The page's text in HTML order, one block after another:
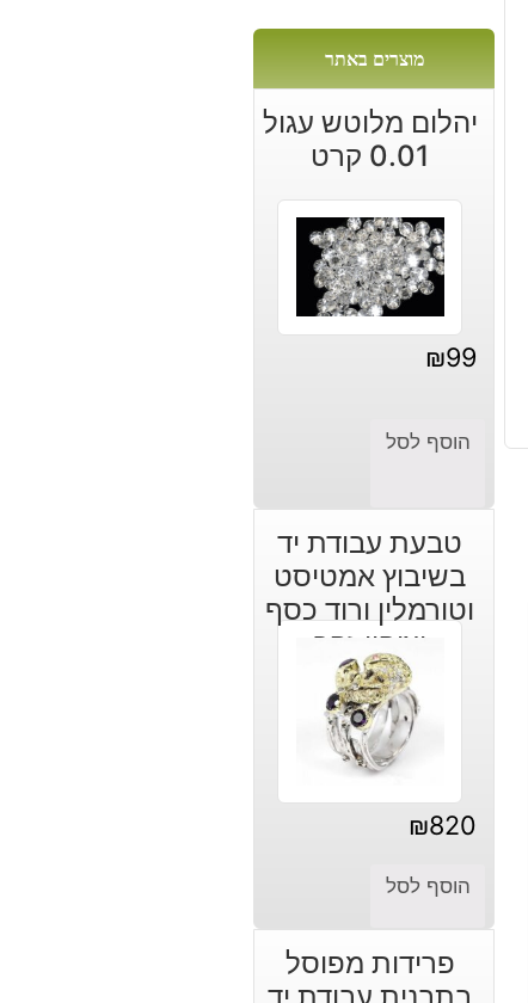
מוצרים באתר
יהלום מלוטש עגול
0.01 קרט
₪99
הוסף לסל
טבעת עבודת יד
בשיבוץ אמטיסט
וטורמלין ורוד כסף
וציפוי זהב
₪820
הוסף לסל
פרידות מפוסל
בתבנית עבודת יד